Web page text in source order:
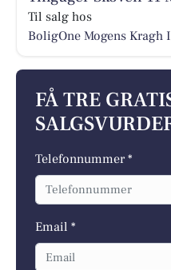
Til salg hos
BoligOne Mogens Kragh
FÅ TRE
Telefonnummer *
Email *